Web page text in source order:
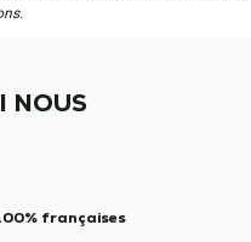
NOUS
françaises